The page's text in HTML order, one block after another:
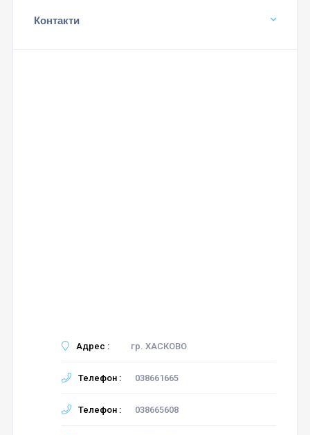
Контакти
Адрес : гр. ХАСКОВО
Телефон : 038661665
Телефон : 038665608